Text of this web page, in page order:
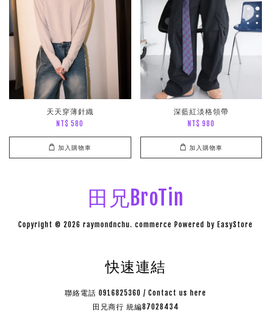
天天穿薄針織
NT$ 580
加入購物車
深藍紅淡格領帶
NT$ 980
加入購物車
田兄BroTin
Copyright © 2026 raymondnchu. commerce Powered by EasyStore
快速連結
聯絡電話 0916825360 / Contact us here
田兄商行 統編87028434